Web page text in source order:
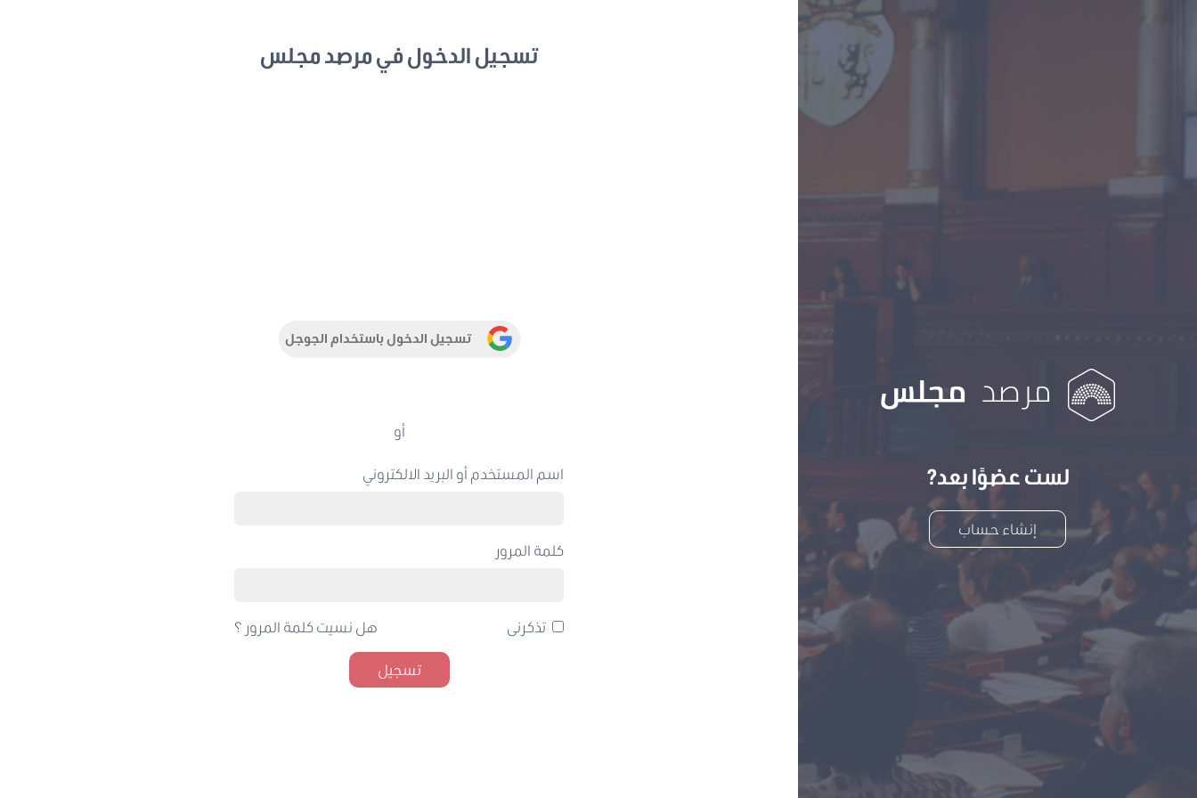
لست عضوًا بعد?
إنشاء حساب
تسجيل الدخول في مرصد مجلس
تسجيل الدخول باستخدام الجوجل
أو
اسم المستخدم أو البريد الالكتروني
كلمة المرور
تذكرنى هل نسيت كلمة المرور ؟